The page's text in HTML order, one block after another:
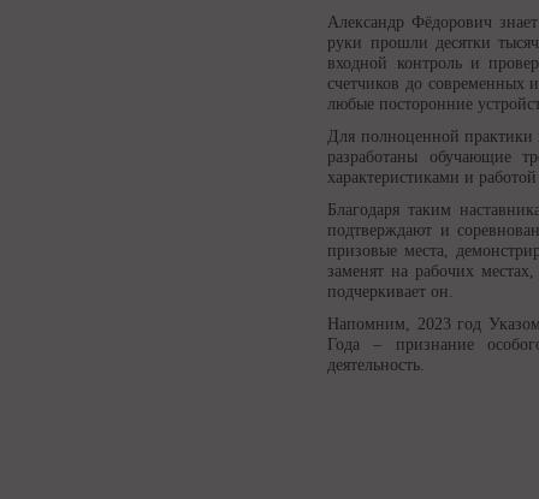
Александр Фёдорович
руки прошли десятки
входной контроль и
счетчиков до современных
любые посторонние
Для полноценной практики
разработаны обучающие
характеристиками и
Благодаря таким
подтверждают и
призовые места,
заменят на рабочих
подчеркивает он.
Напомним, 2023 год
Года – признание
деятельность.